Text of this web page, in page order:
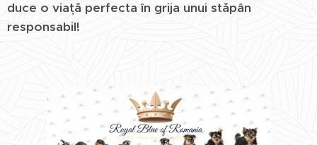
duce o viață perfecta în grija unui stăpân
responsabil!